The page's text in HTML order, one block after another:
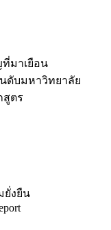
มาเยือน
ดับมหาวิทยาลัย
สูตร
ยั่งยืน